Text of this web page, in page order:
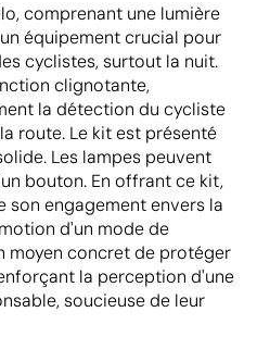
comprenant une lumière
équipement crucial pour
cyclistes, surtout la nuit.
clignotante,
la détection du cycliste
route. Le kit est présenté
Les lampes peuvent
bouton. En offrant ce kit,
engagement envers la
d'un mode de
moyen concret de protéger
la perception d'une
soucieuse de leur